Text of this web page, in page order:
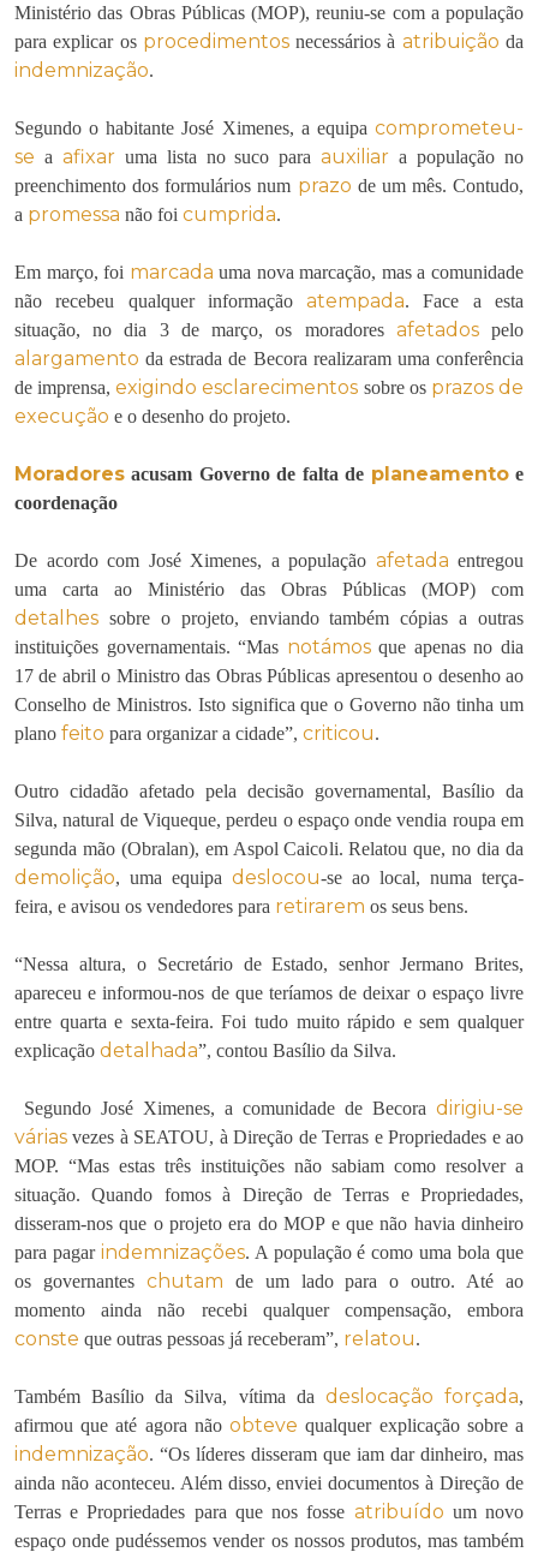
Ministério das Obras Públicas (MOP), reuniu-se com a população
para explicar os procedimentosnecessários à atribuição da
indemnização.
Segundo o habitante José Ximenes, a equipa comprometeu-
se a afixaruma lista no suco paraauxiliar a população no
preenchimento dos formulários num prazo de um mês. Contudo,
a promessa não foi cumprida.
Em março, foi marcada uma nova marcação, mas a comunidade
não recebeu qualquer informaçãoatempada. Face a esta
situação, no dia 3 de março, os moradores afetadospelo
alargamento da estrada de Becora realizaram uma conferência
de imprensa,exigindo esclarecimentos sobre os prazos de
execução e o desenho do projeto.
Moradores acusam Governo de falta de planeamentoe
coordenação
De acordo com José Ximenes, a população afetada entregou
uma carta ao Ministério das Obras Públicas (MOP) com
detalhes sobre o projeto, enviando também cópias a outras
instituições governamentais. “Mas notámosque apenas no dia
17 de abril o Ministro das Obras Públicas apresentou o desenho ao
Conselho de Ministros. Isto significa que o Governo não tinha um
plano feito para organizar a cidade”, criticou.
Outro cidadão afetado pela decisão governamental, Basílio da
Silva, natural de Viqueque, perdeu o espaço onde vendia roupa em
segunda mão (Obralan), em Aspol Caicoli. Relatou que, no dia da
demolição, uma equipa deslocou-se ao local, numa terça-
feira, e avisou os vendedores para retirarem os seus bens.
“Nessa altura, o Secretário de Estado, senhor Jermano Brites,
apareceu e informou-nos de que teríamos de deixar o espaço livre
entre quarta e sexta-feira. Foi tudo muito rápido e sem qualquer
explicação detalhada”, contou Basílio da Silva.
Segundo José Ximenes, a comunidade de Becora dirigiu-se
várias vezes à SEATOU, à Direção de Terras e Propriedades e ao
MOP. “Mas estas três instituições não sabiam como resolver a
situação. Quando fomos à Direção de Terras e Propriedades,
disseram-nos que o projeto era do MOP e que não havia dinheiro
para pagar indemnizações. A população é como uma bola que
os governantes chutam de um lado para o outro. Até ao
momento ainda não recebi qualquer compensação, embora
conste que outras pessoas já receberam”, relatou.
Também Basílio da Silva, vítima da deslocação forçada,
afirmou que até agora nãoobteve qualquer explicação sobre a
indemnização. “Os líderes disseram que iam dar dinheiro, mas
ainda não aconteceu. Além disso, enviei documentos à Direção de
Terras e Propriedades para que nos fosse atribuído um novo
espaço onde pudéssemos vender os nossos produtos, mas também